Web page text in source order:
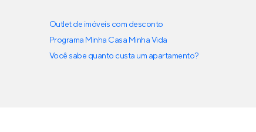
Outlet de imóveis com desconto
Programa Minha Casa Minha Vida
Você sabe quanto custa um apartamento?